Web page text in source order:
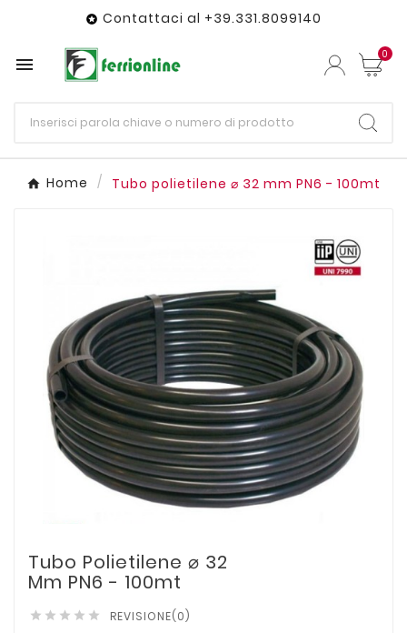
 Contattaci al +39.331.8099140
 0
Home Tubo polietilene ⌀ 32 mm PN6 - 100mt
Tubo Polietilene ⌀ 32
Mm PN6 - 100mt
     REVISIONE(0)